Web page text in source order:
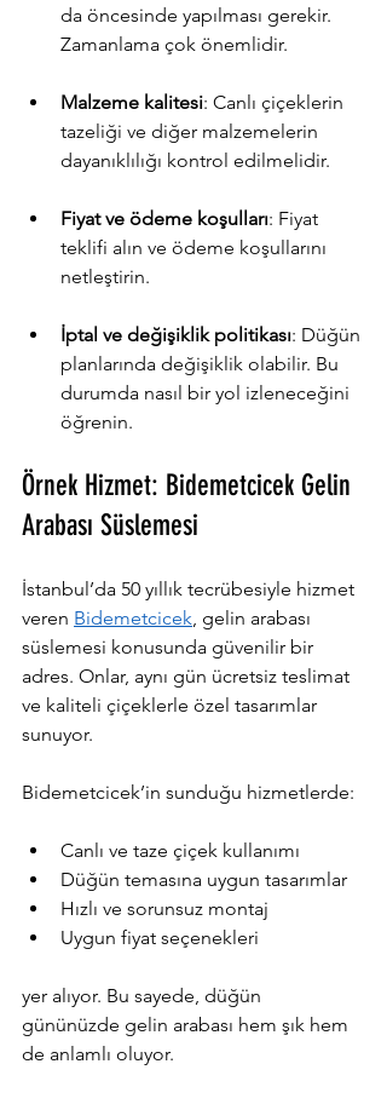
da öncesinde yapılması gerekir.
Zamanlama çok önemlidir.
Malzeme kalitesi: Canlı çiçeklerin
tazeliği ve diğer malzemelerin
dayanıklılığı kontrol edilmelidir.
Fiyat ve ödeme koşulları: Fiyat
teklifi alın ve ödeme koşullarını
netleştirin.
İptal ve değişiklik politikası: Düğün
planlarında değişiklik olabilir. Bu
durumda nasıl bir yol izleneceğini
öğrenin.
Örnek Hizmet: Bidemetcicek Gelin
Arabası Süslemesi
İstanbul’da 50 yıllık tecrübesiyle hizmet
veren Bidemetcicek, gelin arabası
süslemesi konusunda güvenilir bir
adres. Onlar, aynı gün ücretsiz teslimat
ve kaliteli çiçeklerle özel tasarımlar
sunuyor.
Bidemetcicek’in sunduğu hizmetlerde:
Canlı ve taze çiçek kullanımı
Düğün temasına uygun tasarımlar
Hızlı ve sorunsuz montaj
Uygun fiyat seçenekleri
yer alıyor. Bu sayede, düğün
gününüzde gelin arabası hem şık hem
de anlamlı oluyor.